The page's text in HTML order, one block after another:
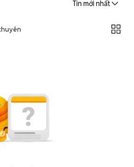
thực tế của máy so với mô tả trên
có thể chủ động thỏa thuận giá cả và
dịch nhanh chóng khi đạt được
Tin mới nhất